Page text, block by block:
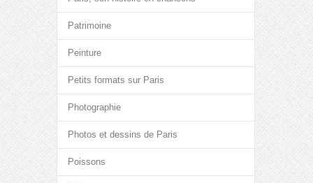
Patrimoine
Peinture
Petits formats sur Paris
Photographie
Photos et dessins de Paris
Poissons